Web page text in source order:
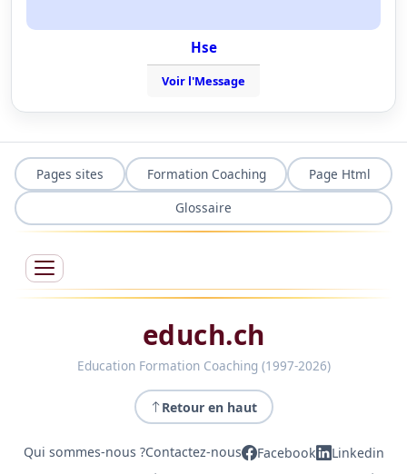
Hse
Voir l'Message
Pages sites Formation Coaching
Page Html
Glossaire
educh.ch
Education Formation Coaching (1997-2026)
Retour en haut
Qui sommes-nous ?Contactez-nous Facebook
Linkedin